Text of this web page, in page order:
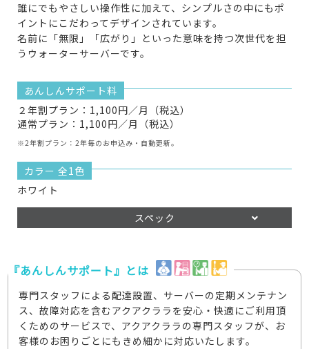
誰にでもやさしい操作性に加えて、シンプルさの中にもポ
イントにこだわってデザインされています。
名前に「無限」「広がり」といった意味を持つ次世代を担
うウォーターサーバーです。
あんしんサポート料
２年割プラン：1,100円／月（税込）
通常プラン：1,100円／月（税込）
※2年割プラン：2年毎のお申込み・自動更新。
カラー 全1色
ホワイト
スペック
『あんしんサポート』とは
専門スタッフによる配達設置、サーバーの定期メンテナン
ス、故障対応を含むアクアクララを安心・快適にご利用頂
くためのサービスで、アクアクララの専門スタッフが、お
客様のお困りごとにもきめ細かに対応いたします。